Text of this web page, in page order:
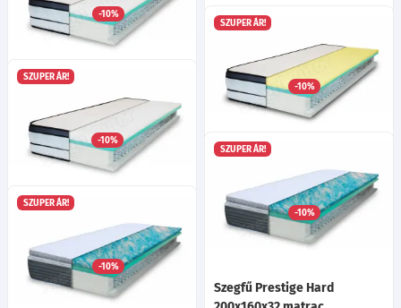
-10%
179 195
Szegfű Ergo Air Hard
200x180x20 matrac
-10%
198 725
Szegfű Tencel Pillow Top
Luxory 200x160x28 matrac
-10%
202 415
SZUPER ÁR!
Szegfű Tencel Pillow Top
Exclusive 200x160x30 matrac
-10%
217 985
SZUPER ÁR!
Szegfű Tencel Pillow Top
Luxory 200x180x28 matrac
-10%
222 125
SZUPER ÁR!
Szegfű Prestige Hard
SZUPER ÁR!